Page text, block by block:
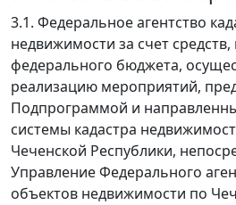
3.1. Федеральное агентство
недвижимости за счет
федерального бюджета,
реализацию мероприятий,
Подпрограммой и
системы кадастра
Чеченской Республики,
Управление Федерального
объектов недвижимости по